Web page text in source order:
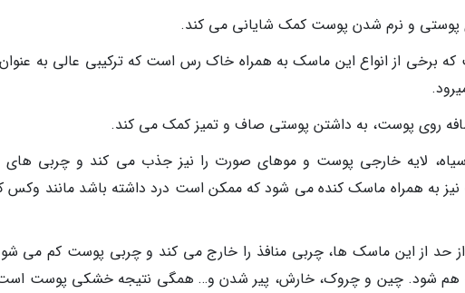
پوستی و نرم شدن پوست کمک شایانی می کند.
که برخی از انواع این ماسک به همراه خاک رس است که ترکیبی عالی به
روی پوست، به داشتن پوستی صاف و تمیز کمک می کند.
لایه خارجی پوست و موهای صورت را نیز جذب می کند و چربی های
به همراه ماسک کنده می شود که ممکن است درد داشته باشد مانند وکس
حد از این ماسک ها، چربی منافذ را خارج می کند و چربی پوست کم می
هم شود. چین و چروک، خارش، پیر شدن و… همگی نتیجه خشکی پوست